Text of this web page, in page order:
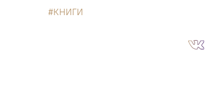
КНИГИ